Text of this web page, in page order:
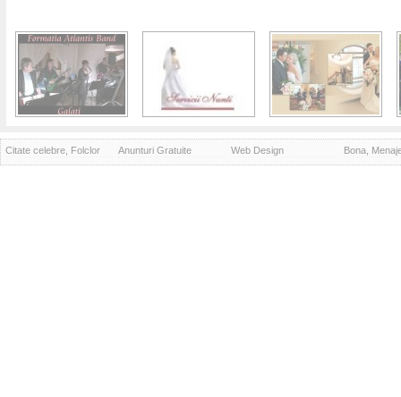
Citate celebre, Folclor Anunturi Gratuite Web Design Bona,